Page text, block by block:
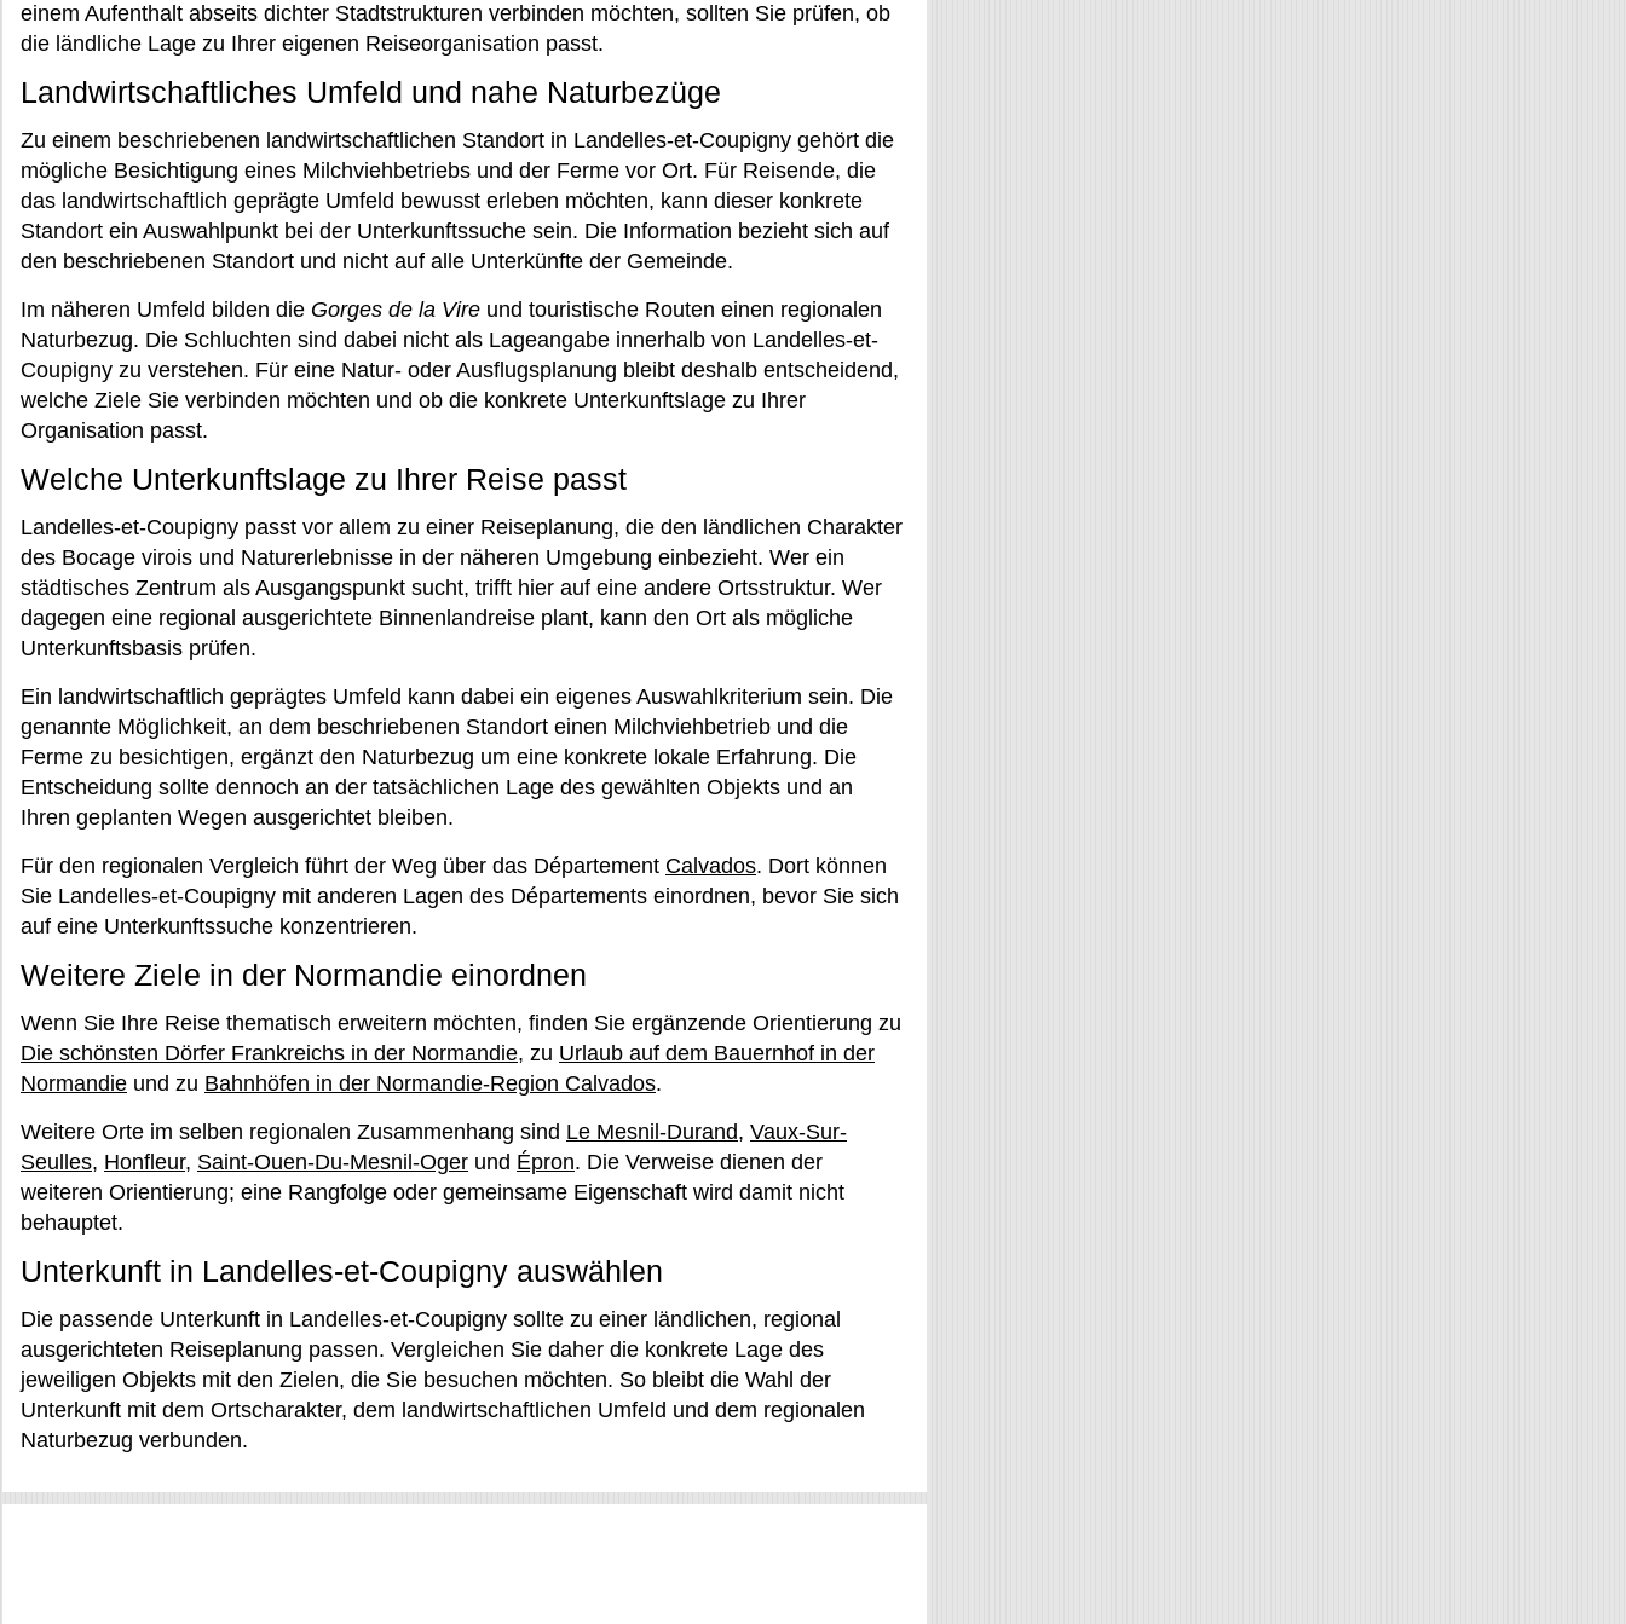
einem Aufenthalt abseits dichter Stadtstrukturen verbinden möchten, sollten Sie prüfen, ob
die ländliche Lage zu Ihrer eigenen Reiseorganisation passt.
Landwirtschaftliches Umfeld und nahe Naturbezüge
Zu einem beschriebenen landwirtschaftlichen Standort in Landelles-et-Coupigny gehört die
mögliche Besichtigung eines Milchviehbetriebs und der Ferme vor Ort. Für Reisende, die
das landwirtschaftlich geprägte Umfeld bewusst erleben möchten, kann dieser konkrete
Standort ein Auswahlpunkt bei der Unterkunftssuche sein. Die Information bezieht sich auf
den beschriebenen Standort und nicht auf alle Unterkünfte der Gemeinde.
Im näheren Umfeld bilden die Gorges de la Vire und touristische Routen einen regionalen
Naturbezug. Die Schluchten sind dabei nicht als Lageangabe innerhalb von Landelles-et-
Coupigny zu verstehen. Für eine Natur- oder Ausflugsplanung bleibt deshalb entscheidend,
welche Ziele Sie verbinden möchten und ob die konkrete Unterkunftslage zu Ihrer
Organisation passt.
Welche Unterkunftslage zu Ihrer Reise passt
Landelles-et-Coupigny passt vor allem zu einer Reiseplanung, die den ländlichen Charakter
des Bocage virois und Naturerlebnisse in der näheren Umgebung einbezieht. Wer ein
städtisches Zentrum als Ausgangspunkt sucht, trifft hier auf eine andere Ortsstruktur. Wer
dagegen eine regional ausgerichtete Binnenlandreise plant, kann den Ort als mögliche
Unterkunftsbasis prüfen.
Ein landwirtschaftlich geprägtes Umfeld kann dabei ein eigenes Auswahlkriterium sein. Die
genannte Möglichkeit, an dem beschriebenen Standort einen Milchviehbetrieb und die
Ferme zu besichtigen, ergänzt den Naturbezug um eine konkrete lokale Erfahrung. Die
Entscheidung sollte dennoch an der tatsächlichen Lage des gewählten Objekts und an
Ihren geplanten Wegen ausgerichtet bleiben.
Für den regionalen Vergleich führt der Weg über das Département Calvados. Dort können
Sie Landelles-et-Coupigny mit anderen Lagen des Départements einordnen, bevor Sie sich
auf eine Unterkunftssuche konzentrieren.
Weitere Ziele in der Normandie einordnen
Wenn Sie Ihre Reise thematisch erweitern möchten, finden Sie ergänzende Orientierung zu
Die schönsten Dörfer Frankreichs in der Normandie, zu Urlaub auf dem Bauernhof in der
Normandie und zu Bahnhöfen in der Normandie-Region Calvados.
Weitere Orte im selben regionalen Zusammenhang sind Le Mesnil-Durand, Vaux-Sur-
Seulles, Honfleur, Saint-Ouen-Du-Mesnil-Oger und Épron. Die Verweise dienen der
weiteren Orientierung; eine Rangfolge oder gemeinsame Eigenschaft wird damit nicht
behauptet.
Unterkunft in Landelles-et-Coupigny auswählen
Die passende Unterkunft in Landelles-et-Coupigny sollte zu einer ländlichen, regional
ausgerichteten Reiseplanung passen. Vergleichen Sie daher die konkrete Lage des
jeweiligen Objekts mit den Zielen, die Sie besuchen möchten. So bleibt die Wahl der
Unterkunft mit dem Ortscharakter, dem landwirtschaftlichen Umfeld und dem regionalen
Naturbezug verbunden.